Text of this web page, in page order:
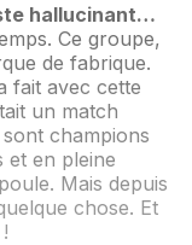
hallucinant…
Ce groupe,
de fabrique.
fait avec cette
un match
champions
et en pleine
Mais depuis
chose. Et